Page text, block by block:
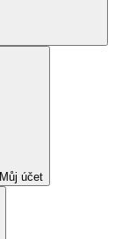
Můj účet